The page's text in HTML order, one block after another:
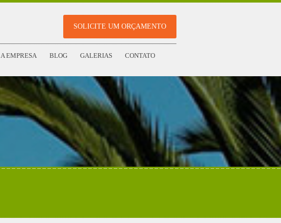
SOLICITE UM ORÇAMENTO
A EMPRESA BLOG GALERIAS CONTATO